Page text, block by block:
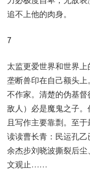
追不上他的肉身。
7
太监更爱世界和世界
垄断兽印在自己额头
不作家。清楚的伪基
敌人）必是魔鬼之子。
且写作主要靠剽。至
读读曹长青：民运孔乙
余杰步刘晓波撕裂后
文观止……